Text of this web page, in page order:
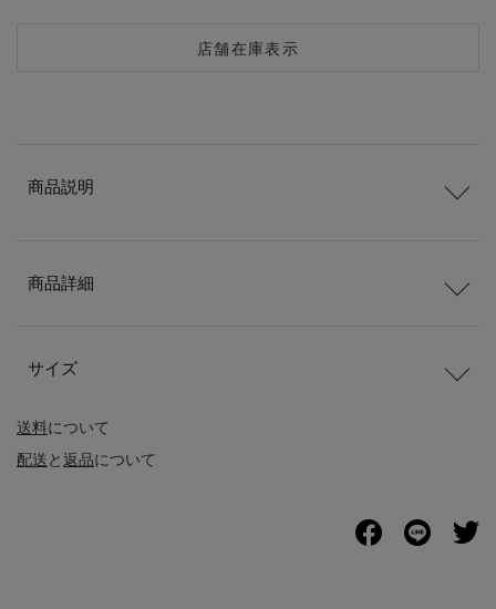
店舗在庫表示
送料について
配送と返品について
商品説明
商品詳細
サイズ